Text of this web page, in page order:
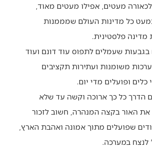
מעטים, אפילו מעטים מאוד,
כל מדינות העולם שמממנות
פלסטינית.
שעמלים לתפוס עוד דונם ועוד
משומנות ועתירות תקציבים
ופועלים מדי יום.
הדרך כל כך ארוכה וקשה עד שלא
את האור בקצה המנהרה, חשוב לזכור
שפועלים מתוך אמונה ואהבת הארץ,
לנצח במערכה.